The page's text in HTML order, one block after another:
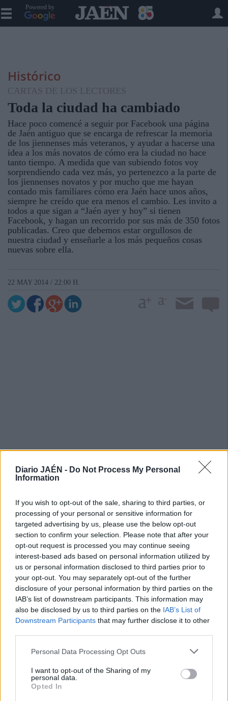
Diario JAÉN - Do Not Process My Personal
Information
If you wish to opt-out of the sale, sharing to third parties, or
processing of your personal or sensitive information for
targeted advertising by us, please use the below opt-out
section to confirm your selection. Please note that after your
opt-out request is processed you may continue seeing
interest-based ads based on personal information utilized by
us or personal information disclosed to third parties prior to
your opt-out. You may separately opt-out of the further
disclosure of your personal information by third parties on the
IAB’s list of downstream participants. This information may
also be disclosed by us to third parties on the IAB’s List of
Downstream Participants that may further disclose it to other
Personal Data Processing Opt Outs
I want to opt-out of the Sharing of my
personal data.
Opted In
Powered by
Histórico
CARTAS DE LOS LECTORES
Toda la ciudad ha cambiado
Hace poco comencé a seguir por Facebook una página
de Jaén antiguo que se encarga de refrescar la memoria
de los jiennenses más veteranos, y ayudar a hacerse una
idea a los más novatos de cómo era la ciudad no hace
tanto tiempo. A medida que van subiendo fotos voy
sorprendiendo cada vez más, yo pertenezco a la parte de
los jiennenses novatos y por mucho que me hayan
contado mis familiares cómo era Jaén hace unos años,
siempre he creído que era menos el cambio. Les invito a
todos a que sigan a “Jaén ayer y hoy” si tienen
Facebook, y hagan un recorrido por sus más de 350 fotos
publicadas. Creo que debemos estar orgullosos de
nuestra ciudad y enseñarle a los más pequeños cosas
nuevas sobre ella.
22 MAY 2014 / 22:00 H.